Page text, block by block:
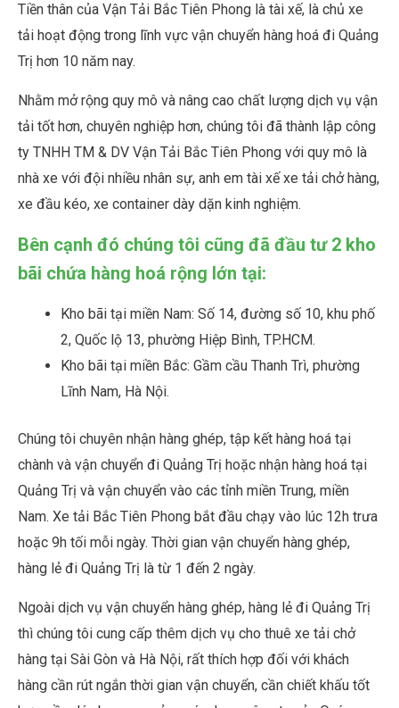
Tiền thân của Vận Tải Bắc Tiên Phong là tài xế, là chủ xe
tải hoạt động trong lĩnh vực vận chuyển hàng hoá đi Quảng
Trị hơn 10 năm nay.
Nhằm mở rộng quy mô và nâng cao chất lượng dịch vụ vận
tải tốt hơn, chuyên nghiệp hơn, chúng tôi đã thành lập công
ty TNHH TM & DV Vận Tải Bắc Tiên Phong với quy mô là
nhà xe với đội nhiều nhân sự, anh em tài xế xe tải chở hàng,
xe đầu kéo, xe container dày dặn kinh nghiệm.
Bên cạnh đó chúng tôi cũng đã đầu tư 2 kho
bãi chứa hàng hoá rộng lớn tại:
Kho bãi tại miền Nam: Số 14, đường số 10, khu phố
2, Quốc lộ 13, phường Hiệp Bình, TP.HCM.
Kho bãi tại miền Bắc: Gầm cầu Thanh Trì, phường
Lĩnh Nam, Hà Nội.
Chúng tôi chuyên nhận hàng ghép, tập kết hàng hoá tại
chành và vận chuyển đi Quảng Trị hoặc nhận hàng hoá tại
Quảng Trị và vận chuyển vào các tỉnh miền Trung, miền
Nam. Xe tải Bắc Tiên Phong bắt đầu chạy vào lúc 12h trưa
hoặc 9h tối mỗi ngày. Thời gian vận chuyển hàng ghép,
hàng lẻ đi Quảng Trị là từ 1 đến 2 ngày.
Ngoài dịch vụ vận chuyển hàng ghép, hàng lẻ đi Quảng Trị
thì chúng tôi cung cấp thêm dịch vụ cho thuê xe tải chở
hàng tại Sài Gòn và Hà Nội, rất thích hợp đối với khách
hàng cần rút ngắn thời gian vận chuyển, cần chiết khấu tốt